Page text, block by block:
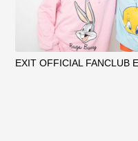
EXIT OFFICIAL FANCLUB